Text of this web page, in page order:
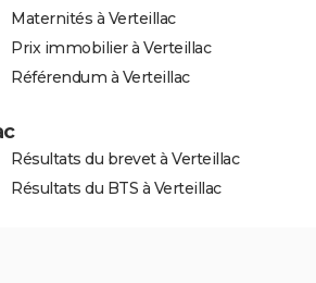
Maternités à Verteillac
Prix immobilier à Verteillac
Référendum à Verteillac
Résultats du brevet à Verteillac
Résultats du BTS à Verteillac